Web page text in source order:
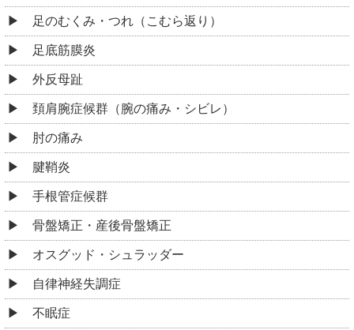
足のむくみ・つれ（こむら返り）
足底筋膜炎
外反母趾
頚肩腕症候群（腕の痛み・シビレ）
肘の痛み
腱鞘炎
手根管症候群
骨盤矯正・産後骨盤矯正
オスグッド・シュラッダー
自律神経失調症
不眠症